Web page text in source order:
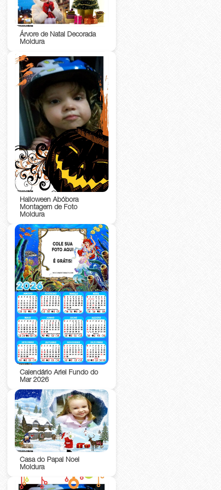
Árvore de Natal Decorada
Moldura
Halloween Abóbora
Montagem de Foto
Moldura
Calendário Ariel Fundo do
Mar 2026
Casa do Papai Noel
Moldura